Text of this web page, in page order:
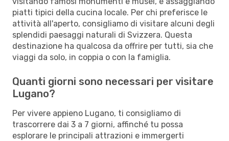
piatti tipici della cucina locale. Per chi preferisce le
attività all'aperto, consigliamo di visitare alcuni degli
splendidi paesaggi naturali di Svizzera. Questa
destinazione ha qualcosa da offrire per tutti, sia che
viaggi da solo, in coppia o con la famiglia.
Quanti giorni sono necessari per visitare
Lugano?
Per vivere appieno Lugano, ti consigliamo di
trascorrere dai 3 a 7 giorni, affinché tu possa
esplorare le principali attrazioni e immergerti